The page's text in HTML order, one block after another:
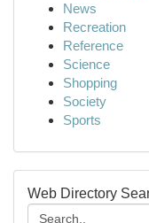
News
Recreation
Reference
Science
Shopping
Society
Sports
Web Directory